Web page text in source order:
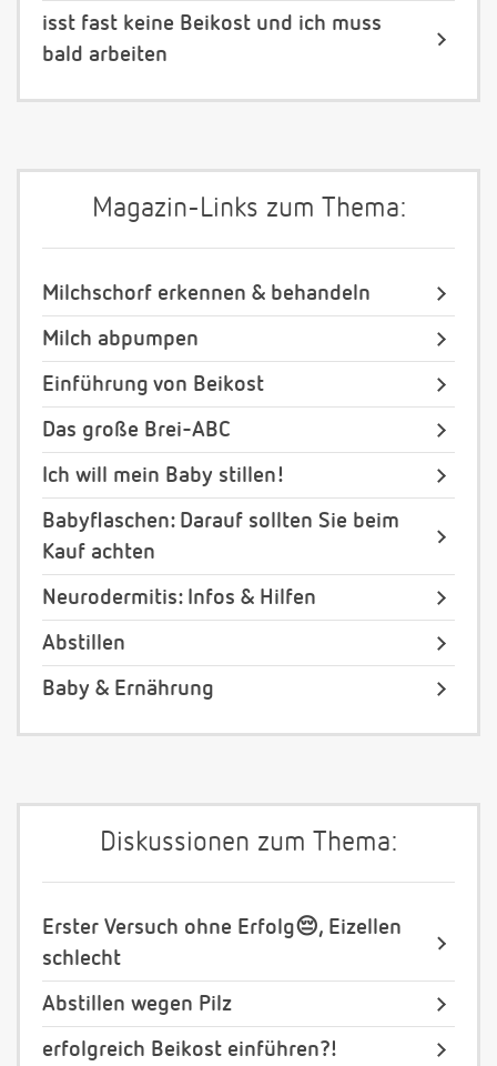
isst fast keine Beikost und ich muss
bald arbeiten
Magazin-Links zum Thema:
Milchschorf erkennen & behandeln
Milch abpumpen
Einführung von Beikost
Das große Brei-ABC
Ich will mein Baby stillen!
Babyflaschen: Darauf sollten Sie beim
Kauf achten
Neurodermitis: Infos & Hilfen
Abstillen
Baby & Ernährung
Diskussionen zum Thema:
Erster Versuch ohne Erfolg😔, Eizellen
schlecht
Abstillen wegen Pilz
erfolgreich Beikost einführen?!